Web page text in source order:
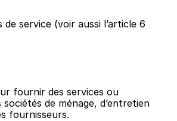
service (voir aussi l’article 6
fournir des services ou
de ménage, d’entretien
fournisseurs.